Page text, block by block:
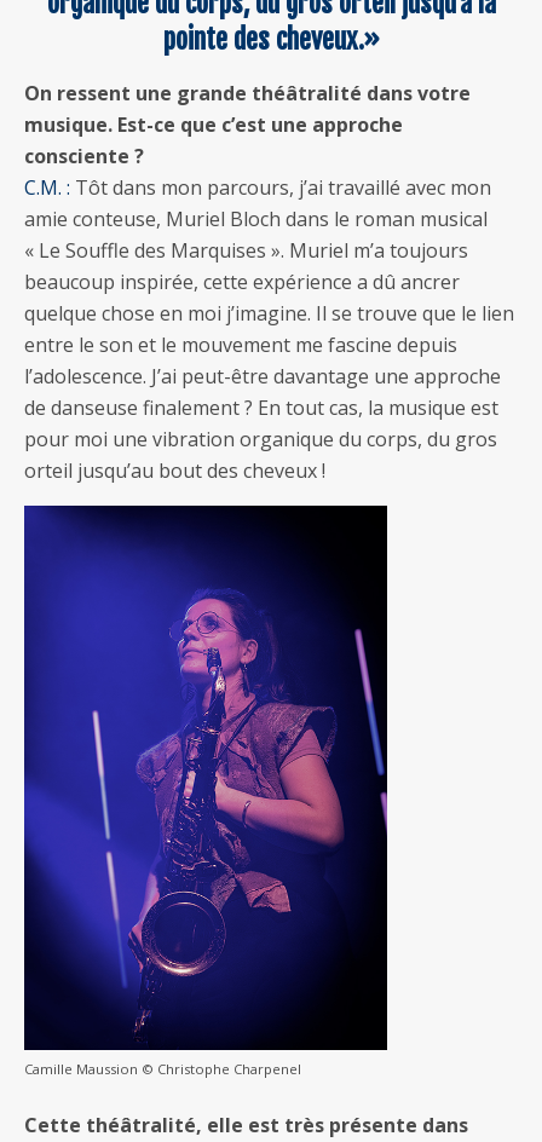
pointe des cheveux.»
On ressent une grande théâtralité dans votre
musique. Est-ce que c’est une approche
consciente ?
C.M. : Tôt dans mon parcours, j’ai travaillé avec mon
amie conteuse, Muriel Bloch dans le roman musical
« Le Souffle des Marquises ». Muriel m’a toujours
beaucoup inspirée, cette expérience a dû ancrer
quelque chose en moi j’imagine. Il se trouve que le lien
entre le son et le mouvement me fascine depuis
l’adolescence. J’ai peut-être davantage une approche
de danseuse finalement ? En tout cas, la musique est
pour moi une vibration organique du corps, du gros
orteil jusqu’au bout des cheveux !
Camille Maussion © Christophe Charpenel
Cette théâtralité, elle est très présente dans